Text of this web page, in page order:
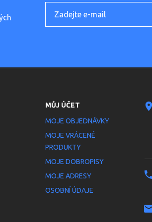
MŮJ ÚČET
MOJE OBJEDNÁVKY
MOJE VRÁCENÉ
PRODUKTY
MOJE DOBROPISY
MOJE ADRESY
OSOBNÍ ÚDAJE